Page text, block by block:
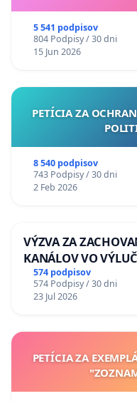
5 541 podpisov
804 Podpisy / 30 dni
15 Jun 2026
PETÍCIA ZA
8 540 podpisov
743 Podpisy / 30 dni
2 Feb 2026
VÝZVA ZA
KANÁLOV VO
KONTROLOU
na riešenie
odvodňovacích
574 podpisov
574 Podpisy / 30 dni
23 Jul 2026
PETÍCIA ZA